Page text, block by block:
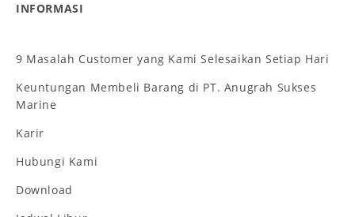
INFORMASI
9 Masalah Customer yang Kami Selesaikan Setiap Hari
Keuntungan Membeli Barang di PT. Anugrah Sukses
Marine
Karir
Hubungi Kami
Download